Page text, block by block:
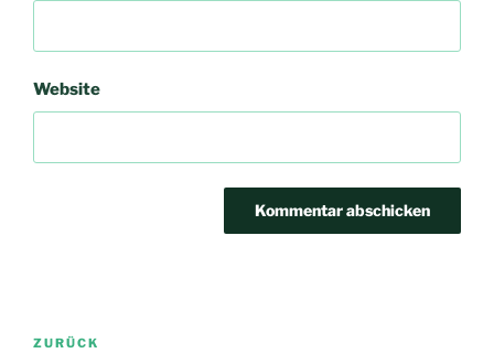
Website
Beitrags-
Vorheriger
ZURÜCK